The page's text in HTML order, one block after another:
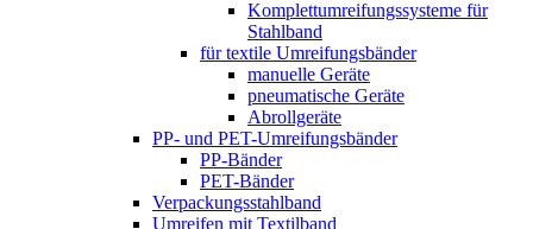
Komplettumreifungssysteme für
Stahlband
für textile Umreifungsbänder
manuelle Geräte
pneumatische Geräte
Abrollgeräte
PP- und PET-Umreifungsbänder
PP-Bänder
PET-Bänder
Verpackungsstahlband
Umreifen mit Textilband